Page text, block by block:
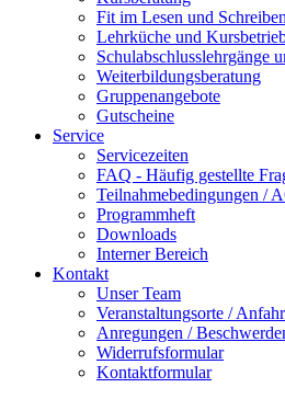
Fit im Lesen und Schreiben
Lehrküche und
Schulabschlusslehrgänge
Weiterbildungsberatung
Gruppenangebote
Gutscheine
Service
Servicezeiten
FAQ - Häufig gestellte
Teilnahmebedingungen /
Programmheft
Downloads
Interner Bereich
Kontakt
Unser Team
Veranstaltungsorte /
Anregungen /
Widerrufsformular
Kontaktformular